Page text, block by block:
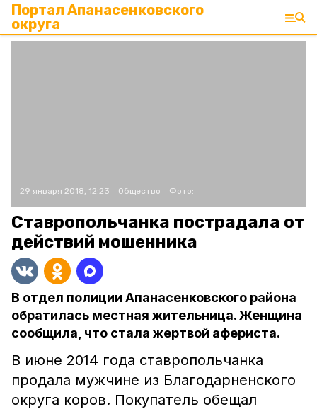
Портал Апанасенковского
округа
29 января 2018, 12:23 Общество Фото:
Ставропольчанка пострадала от
действий мошенника
В отдел полиции Апанасенковского района
обратилась местная жительница. Женщина
сообщила, что стала жертвой афериста.
В июне 2014 года ставропольчанка
продала мужчине из Благодарненского
округа коров. Покупатель обещал